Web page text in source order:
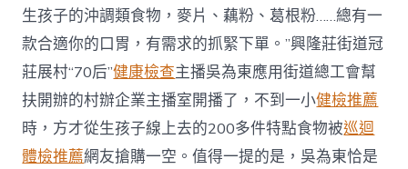
生孩子的沖調類食物，麥片、藕粉、葛根粉……總有一
款合適你的口胃，有需求的抓緊下單。”興隆莊街道冠
莊展村“70后”健康檢查主播吳為東應用街道總工會幫
扶開辦的村辦企業主播室開播了，不到一小健檢推薦
時，方才從生孩子線上去的200多件特點食物被巡迴
體檢推薦網友搶購一空。值得一提的是，吳為東恰是